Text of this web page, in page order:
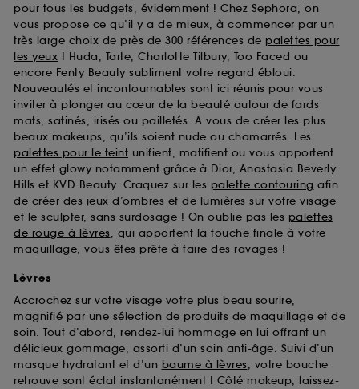
pour tous les budgets, évidemment ! Chez Sephora, on
vous propose ce qu’il y a de mieux, à commencer par un
très large choix de près de 300 références de palettes pour
les yeux ! Huda, Tarte, Charlotte Tilbury, Too Faced ou
encore Fenty Beauty subliment votre regard ébloui.
Nouveautés et incontournables sont ici réunis pour vous
inviter à plonger au cœur de la beauté autour de fards
mats, satinés, irisés ou pailletés. A vous de créer les plus
beaux makeups, qu’ils soient nude ou chamarrés. Les
palettes pour le teint unifient, matifient ou vous apportent
un effet glowy notamment grâce à Dior, Anastasia Beverly
Hills et KVD Beauty. Craquez sur les palette contouring afin
de créer des jeux d’ombres et de lumières sur votre visage
et le sculpter, sans surdosage ! On oublie pas les palettes
de rouge à lèvres, qui apportent la touche finale à votre
maquillage, vous êtes prête à faire des ravages !
Lèvres
Accrochez sur votre visage votre plus beau sourire,
magnifié par une sélection de produits de maquillage et de
soin. Tout d’abord, rendez-lui hommage en lui offrant un
délicieux gommage, assorti d’un soin anti-âge. Suivi d’un
masque hydratant et d’un baume à lèvres, votre bouche
retrouve sont éclat instantanément ! Côté makeup, laissez-